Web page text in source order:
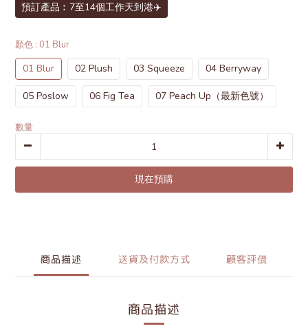
預訂產品︰7至14個工作天到港✈️
顏色 : 01 Blur
01 Blur 02 Plush 03 Squeeze 04 Berryway
05 Poslow 06 Fig Tea 07 Peach Up（最新色號）
數量
現在預購
商品描述 送貨及付款方式 顧客評價
商品描述